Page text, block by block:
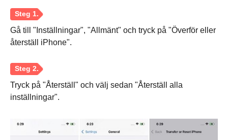
Steg 1.
Gå till "Inställningar", "Allmänt" och tryck på "Överför eller
återställ iPhone".
Tryck på "Återställ" och välj sedan "Återställ alla
inställningar".